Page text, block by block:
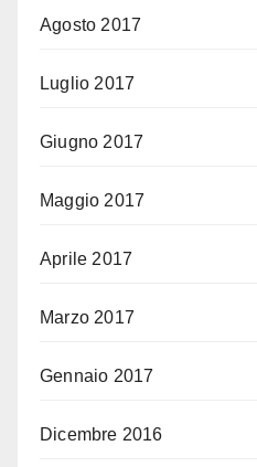
Agosto 2017
Luglio 2017
Giugno 2017
Maggio 2017
Aprile 2017
Marzo 2017
Gennaio 2017
Dicembre 2016